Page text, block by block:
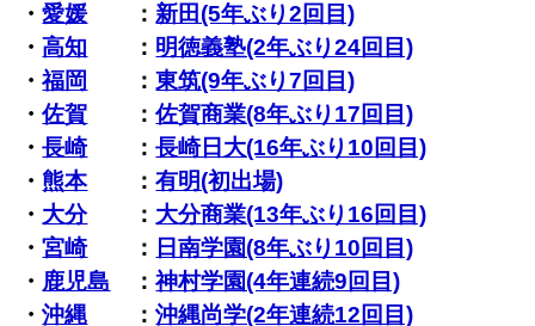
・愛媛 ： 新田(5年ぶり2回目)
・高知 ： 明徳義塾(2年ぶり24回目)
・福岡 ：東筑(9年ぶり7回目)
・佐賀 ：佐賀商業(8年ぶり17回目)
・長崎：長崎日大(16年ぶり10回目)
・ 熊本：有明(初出場)
・ 大分： 大分商業(13年ぶり16回目)
・宮崎： 日南学園(8年ぶり10回目)
・ 鹿児島 ：神村学園(4年連続9回目)
・沖縄 ：沖縄尚学(2年連続12回目)